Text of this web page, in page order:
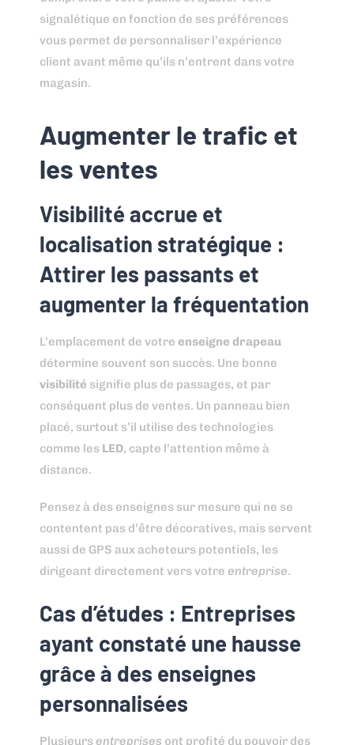
signalétique en fonction de ses préférences
vous permet de personnaliser l’expérience
client avant même qu’ils n’entrent dans votre
magasin.
Augmenter le trafic et
les ventes
Visibilité accrue et
localisation stratégique :
Attirer les passants et
augmenter la fréquentation
L’emplacement de votre enseigne drapeau
détermine souvent son succès. Une bonne
visibilité signifie plus de passages, et par
conséquent plus de ventes. Un panneau bien
placé, surtout s’il utilise des technologies
comme les LED, capte l’attention même à
distance.
Pensez à des enseignes sur mesure qui ne se
contentent pas d’être décoratives, mais servent
aussi de GPS aux acheteurs potentiels, les
dirigeant directement vers votre entreprise.
Cas d’études : Entreprises
ayant constaté une hausse
grâce à des enseignes
personnalisées
Plusieursentreprises ont profité du pouvoir des